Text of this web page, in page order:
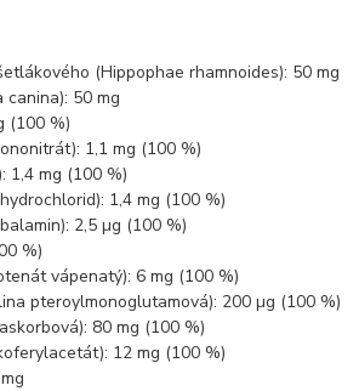
(Hippophae rhamnoides): 50 mg
canina): 50 mg
(100 %)
1,1 mg (100 %)
1,4 mg (100 %)
1,4 mg (100 %)
2,5 µg (100 %)
%)
vápenatý): 6 mg (100 %)
pteroylmonoglutamová): 200 µg (100 %)
80 mg (100 %)
12 mg (100 %)